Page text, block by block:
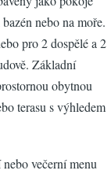
nebo na moře.
pro 2 dospělé a 2
Základní
obytnou
terasu s výhledem
večerní menu